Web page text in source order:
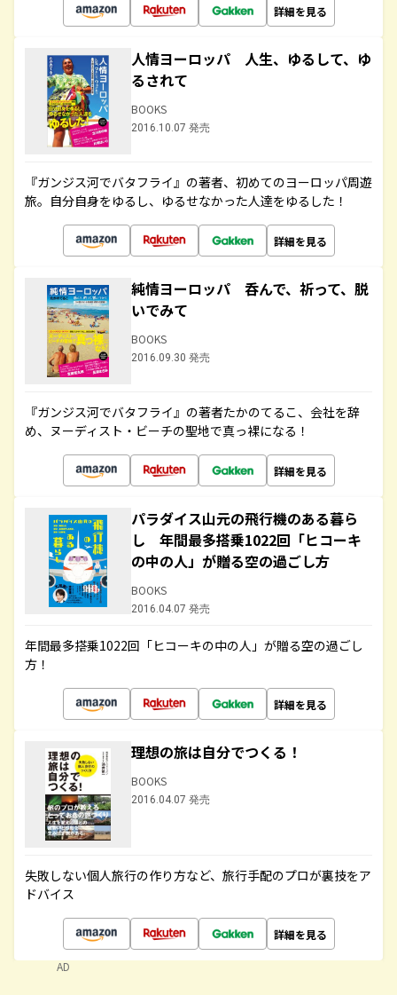
詳細を見る
人情ヨーロッパ 人生、ゆるして、ゆ
るされて
BOOKS
2016.10.07 発売
『ガンジス河でバタフライ』の著者、初めてのヨーロッパ周遊
旅。自分自身をゆるし、ゆるせなかった人達をゆるした！
詳細を見る
純情ヨーロッパ 呑んで、祈って、脱
いでみて
BOOKS
2016.09.30 発売
『ガンジス河でバタフライ』の著者たかのてるこ、会社を辞
め、ヌーディスト・ビーチの聖地で真っ裸になる！
詳細を見る
パラダイス山元の飛行機のある暮ら
し 年間最多搭乗1022回「ヒコーキ
の中の人」が贈る空の過ごし方
BOOKS
2016.04.07 発売
年間最多搭乗1022回「ヒコーキの中の人」が贈る空の過ごし
方！
詳細を見る
理想の旅は自分でつくる！
BOOKS
2016.04.07 発売
失敗しない個人旅行の作り方など、旅行手配のプロが裏技をア
ドバイス
詳細を見る
AD